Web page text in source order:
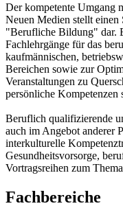
Der kompetente Umgang
Neuen Medien stellt einen
"Berufliche Bildung" dar.
Fachlehrgänge für das
kaufmännischen,
Bereichen sowie zur
Veranstaltungen zu
persönliche Kompetenzen
Beruflich qualifizierende
auch im Angebot anderer
interkulturelle
Gesundheitsvorsorge,
Vortragsreihen zum
Fachbereiche